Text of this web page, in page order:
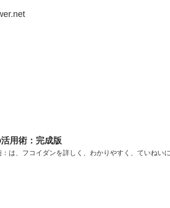
用術：完成版
は、フコイダンを詳しく、わかりやすく、ていねい